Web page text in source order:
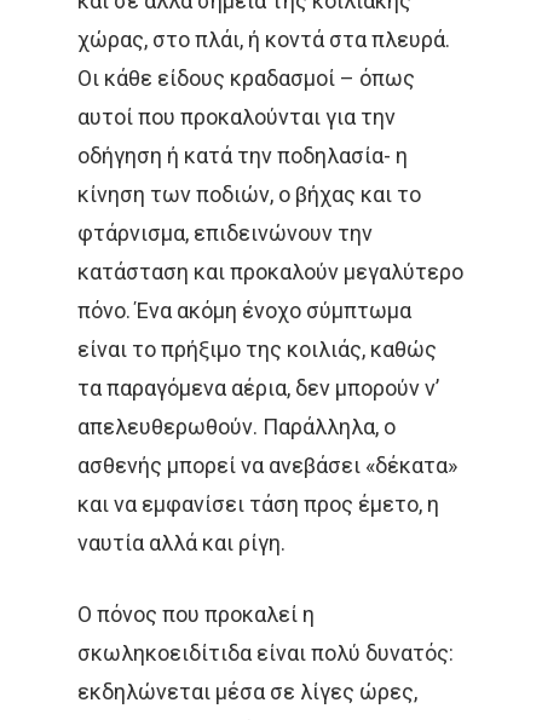
χώρας, στο πλάι, ή κοντά στα πλευρά.
Οι κάθε είδους κραδασμοί – όπως
αυτοί που προκαλούνται για την
οδήγηση ή κατά την ποδηλασία- η
κίνηση των ποδιών, ο βήχας και το
φτάρνισμα, επιδεινώνουν την
κατάσταση και προκαλούν μεγαλύτερο
πόνο. Ένα ακόμη ένοχο σύμπτωμα
είναι το πρήξιμο της κοιλιάς, καθώς
τα παραγόμενα αέρια, δεν μπορούν ν’
απελευθερωθούν. Παράλληλα, ο
ασθενής μπορεί να ανεβάσει «δέκατα»
και να εμφανίσει τάση προς έμετο, η
ναυτία αλλά και ρίγη.
Ο πόνος που προκαλεί η
σκωληκοειδίτιδα είναι πολύ δυνατός:
εκδηλώνεται μέσα σε λίγες ώρες,
Νοσήματα
Καρκίνος Κεφαλής
Λαιμού
Όγκοι Εγκεφάλου
Ετικέτες
IMRT
ΒΡΑΧΥΘΕΡΑΠΕΊΑ
ΔΡ. ΔΈΣΠΟΙΝΑ ΚΑΤΣΏΧΗ
ΕΚΔΉΛΩΣΗ
ΚΑΡΚΊΝΟΣ ΤΟΥ ΜΑΣΤΟΎ
ΚΑΡΚΊΝΟΣ ΤΟΥ
ΜΑΣΤΌΣ
ΑΚΤΙΝΟΘΕΡΑΠΕΊΑ
ΣΥΝΈΔΡΙΟ